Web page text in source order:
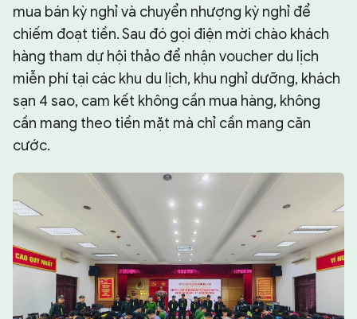
mua bán kỳ nghỉ và chuyển nhượng kỳ nghỉ để
chiếm đoạt tiền. Sau đó gọi điện mời chào khách
hàng tham dự hội thảo để nhận voucher du lịch
miễn phí tại các khu du lịch, khu nghỉ dưỡng, khách
sạn 4 sao, cam kết không cần mua hàng, không
cần mang theo tiền mặt mà chỉ cần mang căn
cước.